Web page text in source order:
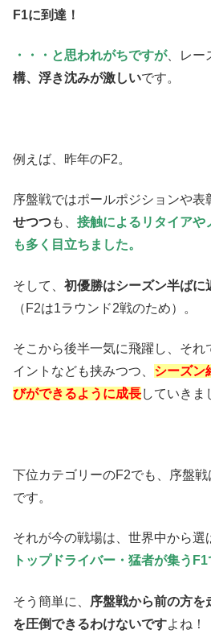
F1に到達！
・・・と思われがちですが、レー
構、浮き沈みが激しいです。
例えば、昨年のF2。
序盤戦ではポールポジションや表
せつつも、 接触によるリタイアや
も多く目立ちました。
そして、 初優勝はシーズン半ばに
（F2は1ラウンド2戦のため）。
そこから後半一気に飛躍し、それ
イントなども挟みつつ、 シーズン
びができるように成長していきま
下位カテゴリーのF2でも、序盤
です。
それが今の戦場は、世界中から選
トップドライバー・猛者が集うF1
そう簡単に、
序盤戦から前の方を
を圧倒できるわけないですよね！